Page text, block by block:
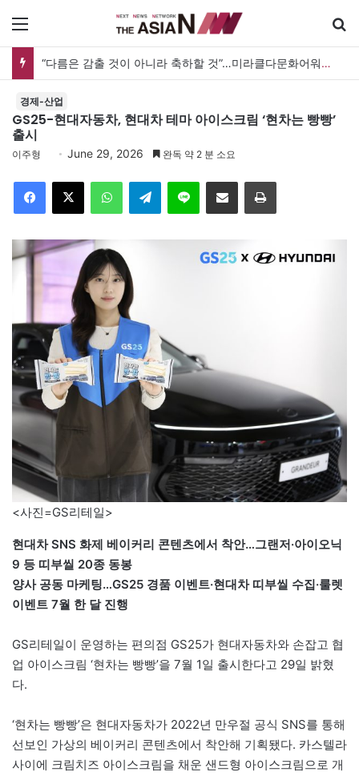
메뉴
“사람을 위한 생각이라면 현실과 생각 사이에 돌다리 하나는 놓아야 하지 않을까”
경제-산업
GS25-현대자동차, 현대차 테마 아이스크림 ‘현차는 빵빵’
출시
이주형 June 29, 2026 완독 약 2 분 소요
Facebook
X WhatsAppTelegramLine 이메일 인쇄
<사진=GS리테일>
현대차 SNS 화제 베이커리 콘텐츠에서 착안…그랜저·아이오닉
9 등 띠부씰 20종 동봉
양사 공동 마케팅…GS25 경품 이벤트·현대차 띠부씰 수집·룰렛
이벤트 7월 한 달 진행
GS리테일이 운영하는 편의점 GS25가 현대자동차와 손잡고 협
업 아이스크림 ‘현차는 빵빵’을 7월 1일 출시한다고 29일 밝혔
다.
‘현차는 빵빵’은 현대자동차가 2022년 만우절 공식 SNS를 통해
선보인 가상의 베이커리 콘텐츠에서 착안해 기획됐다. 카스텔라
사이에 크림치즈 아이스크림을 채운 샌드형 아이스크림으로 개